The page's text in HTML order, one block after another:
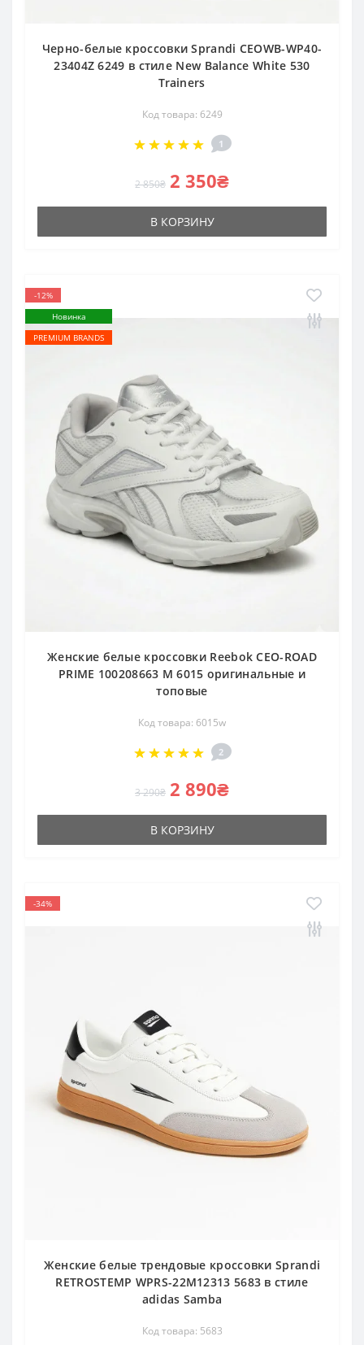
Черно-белые кроссовки Sprandi CEOWB-WP40-
23404Z 6249 в стиле New Balance White 530
Trainers
Код товара: 6249
1
2 850₴ 2 350₴
В КОРЗИНУ
-12%
Новинка
PREMIUM BRANDS
Женские белые кроссовки Reebok CEO-ROAD
PRIME 100208663 M 6015 оригинальные и
топовые
Код товара: 6015w
2
3 290₴ 2 890₴
В КОРЗИНУ
-34%
Женские белые трендовые кроссовки Sprandi
RETROSTEMP WPRS-22M12313 5683 в стиле
adidas Samba
Код товара: 5683